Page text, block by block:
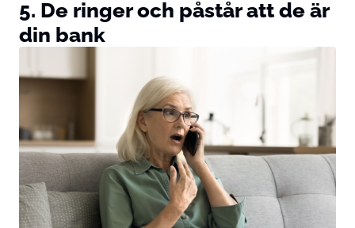
5. De ringer och påstår att de är
din bank